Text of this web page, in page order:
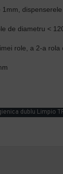
de diametru <
role, a 2-a rola
dublu Limpio